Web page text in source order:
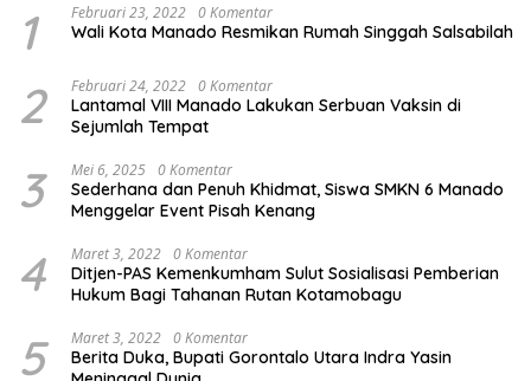
1 Februari 23, 2022 0 Komentar
Wali Kota Manado Resmikan Rumah Singgah Salsabilah
2 Februari 24, 2022 0 Komentar
Lantamal VIII Manado Lakukan Serbuan Vaksin di
Sejumlah Tempat
3 Mei 6, 2025 0 Komentar
Sederhana dan Penuh Khidmat, Siswa SMKN 6 Manado
Menggelar Event Pisah Kenang
4 Maret 3, 2022 0 Komentar
Ditjen-PAS Kemenkumham Sulut Sosialisasi Pemberian
Hukum Bagi Tahanan Rutan Kotamobagu
5 Maret 3, 2022 0 Komentar
Berita Duka, Bupati Gorontalo Utara Indra Yasin